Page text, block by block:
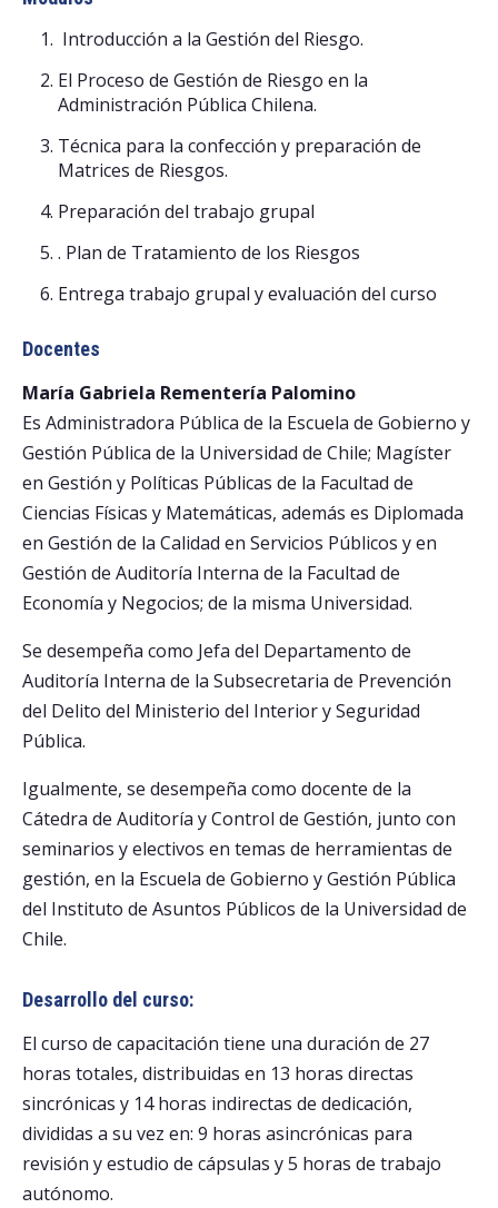
Introducción a la Gestión del Riesgo.
El Proceso de Gestión de Riesgo en la
Administración Pública Chilena.
Técnica para la confección y preparación de
Matrices de Riesgos.
Preparación del trabajo grupal
. Plan de Tratamiento de los Riesgos
Entrega trabajo grupal y evaluación del curso
Docentes
María Gabriela Rementería Palomino
Es Administradora Pública de la Escuela de Gobierno y
Gestión Pública de la Universidad de Chile; Magíster
en Gestión y Políticas Públicas de la Facultad de
Ciencias Físicas y Matemáticas, además es Diplomada
en Gestión de la Calidad en Servicios Públicos y en
Gestión de Auditoría Interna de la Facultad de
Economía y Negocios; de la misma Universidad.
Se desempeña como Jefa del Departamento de
Auditoría Interna de la Subsecretaria de Prevención
del Delito del Ministerio del Interior y Seguridad
Pública.
Igualmente, se desempeña como docente de la
Cátedra de Auditoría y Control de Gestión, junto con
seminarios y electivos en temas de herramientas de
gestión, en la Escuela de Gobierno y Gestión Pública
del Instituto de Asuntos Públicos de la Universidad de
Chile.
Desarrollo del curso:
El curso de capacitación tiene una duración de 27
horas totales, distribuidas en 13 horas directas
sincrónicas y 14 horas indirectas de dedicación,
divididas a su vez en: 9 horas asincrónicas para
revisión y estudio de cápsulas y 5 horas de trabajo
autónomo.